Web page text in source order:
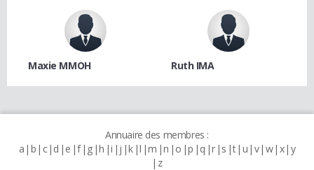
Maxie MMOH Ruth IMA
Annuaire des membres :
a b c d e f g h i j k l m n o p q r s t u v w x y
z